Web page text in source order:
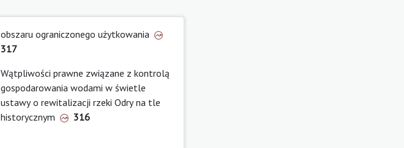
obszaru ograniczonego użytkowania
317
Wątpliwości prawne związane z kontrolą
gospodarowania wodami w świetle
ustawy o rewitalizacji rzeki Odry na tle
historycznym
316